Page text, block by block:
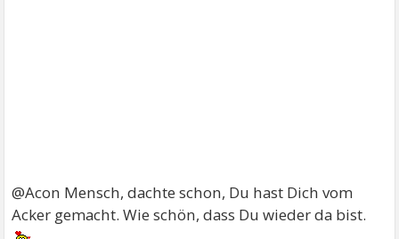
@Acon Mensch, dachte schon, Du hast Dich vom
Acker gemacht. Wie schön, dass Du wieder da bist.